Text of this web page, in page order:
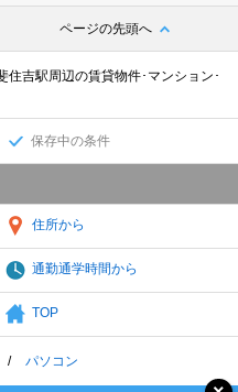
ページの先頭へ
住吉駅周辺の賃貸物件･マンション･
保存中の条件
住所から
通勤通学時間から
TOP
パソコン